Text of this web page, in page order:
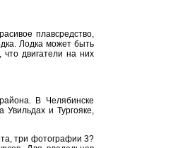
плавсредство,
Лодка может быть
двигатели на них
В Челябинске
и Тургояке,
три фотографии 3?